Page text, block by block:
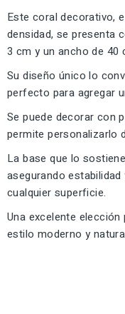
Este coral decorativo,
densidad, se presenta
3 cm y un ancho de 40
Su diseño único lo
perfecto para agregar
Se puede decorar con
permite personalizarlo
La base que lo
asegurando
cualquier superficie.
Una excelente
estilo moderno y